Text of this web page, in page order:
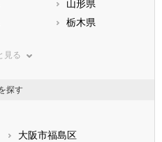
山形県
栃木県
大阪府
見る
探す
大阪市福島区